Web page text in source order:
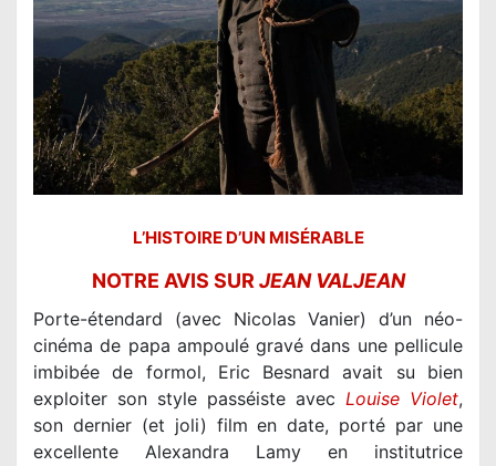
L’HISTOIRE D’UN MISÉRABLE
NOTRE AVIS SURJEAN VALJEAN
Porte-étendard (avec Nicolas Vanier) d’un néo-
cinéma de papa ampoulé gravé dans une pellicule
imbibée de formol, Eric Besnard avait su bien
exploiter son style passéiste avec Louise Violet,
son dernier (et joli) film en date, porté par une
excellente Alexandra Lamy en institutrice